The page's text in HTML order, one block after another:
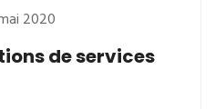
2020
de services